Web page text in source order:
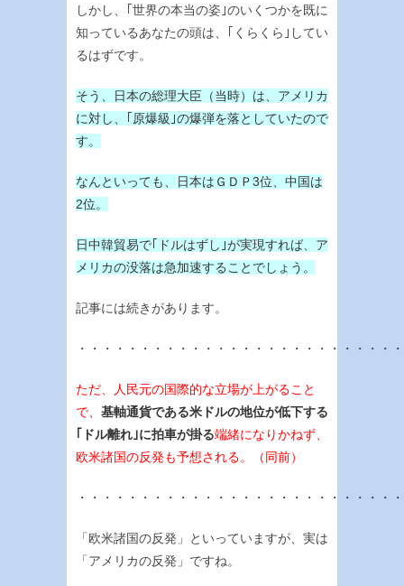
しかし、｢世界の本当の姿｣のいくつかを既に
知っているあなたの頭は、｢くらくら｣してい
るはずです。
そう、日本の総理大臣（当時）は、アメリカ
に対し、｢原爆級｣の爆弾を落としていたので
す。
なんといっても、日本はＧＤＰ3位、中国は
2位。
日中韓貿易で｢ドルはずし｣が実現すれば、ア
メリカの没落は急加速することでしょう。
記事には続きがあります。
・・・・・・・・・・・・・・・・・・・・・・・・・
ただ、人民元の国際的な立場が上がること
で、 基軸通貨である米ドルの地位が低下する
｢ドル離れ｣に拍車が掛る端緒になりかねず、
欧米諸国の反発も予想される。（同前）
・・・・・・・・・・・・・・・・・・・・・・・・・
「欧米諸国の反発」といっていますが、実は
「アメリカの反発」ですね。